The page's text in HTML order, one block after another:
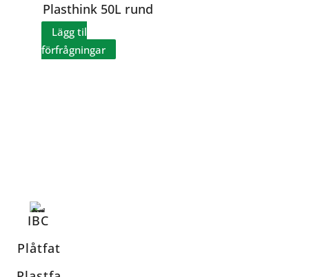
Plasthink 50L rund
Lägg til
förfrågningar
IBC
Plåtfat